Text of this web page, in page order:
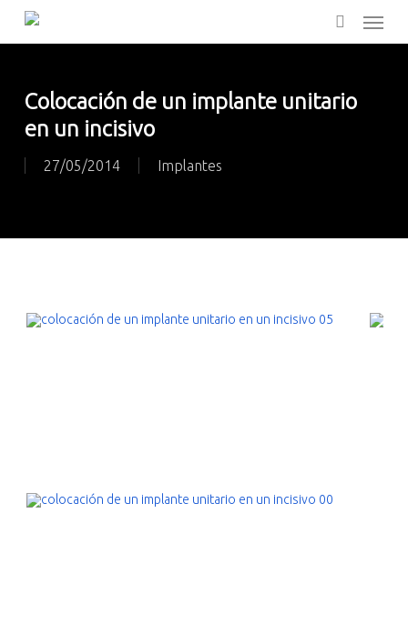
content
search
Menu
Colocación de un implante unitario
en un incisivo
27/05/2014 Implantes